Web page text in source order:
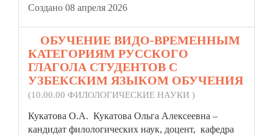
Создано 08 апреля 2026
ОБУЧЕНИЕ ВИДО-ВРЕМЕННЫМ
КАТЕГОРИЯМ РУССКОГО
ГЛАГОЛА СТУДЕНТОВ С
УЗБЕКСКИМ ЯЗЫКОМ ОБУЧЕНИЯ
(10.00.00 ФИЛОЛОГИЧЕСКИЕ НАУКИ )
Кукатова О.А. Кукатова Ольга Алексеевна –
кандидат филологических наук, доцент, кафедра